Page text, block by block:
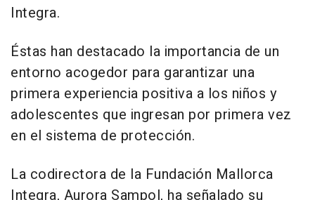
Integra.
Éstas han destacado la importancia de un
entorno acogedor para garantizar una
primera experiencia positiva a los niños y
adolescentes que ingresan por primera vez
en el sistema de protección.
La codirectora de la Fundación Mallorca
Integra, Aurora Sampol, ha señalado su